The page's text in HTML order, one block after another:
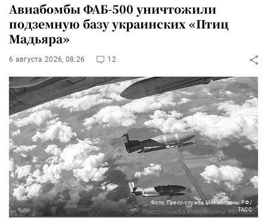
Авиабомбы ФАБ-500 уничтожили
подземную базу украинских «Птиц
Мадьяра»
6 августа 2026, 08:26 12
Фото: Пресс-служба Минобороны РФ/
ТАСС